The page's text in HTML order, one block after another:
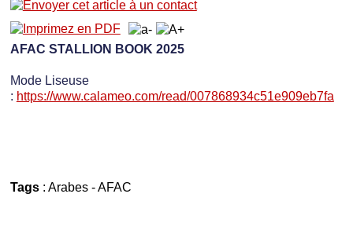
AFAC STALLION BOOK 2025
Mode Liseuse
: https://www.calameo.com/read/007868934c51e909eb7fa
Tags: Arabes-AFAC